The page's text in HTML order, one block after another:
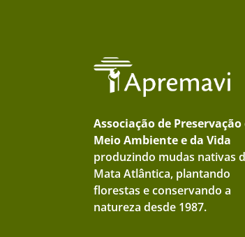
Associação de Preservação
Meio Ambiente e da Vida
produzindo mudas nativas
Mata Atlântica, plantando
florestas e conservando a
natureza desde 1987.